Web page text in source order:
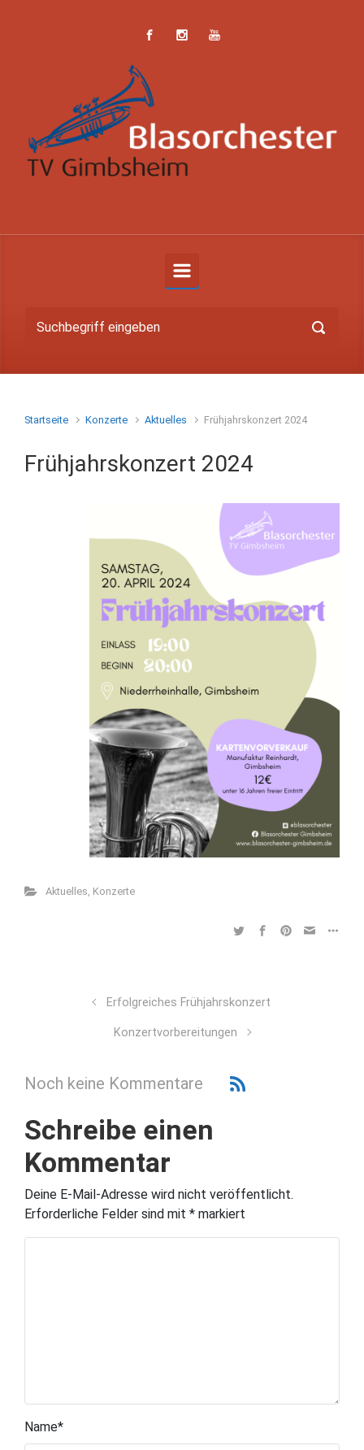
Startseite Konzerte Aktuelles Frühjahrskonzert 2024
Frühjahrskonzert 2024
Aktuelles Konzerte
Erfolgreiches Frühjahrskonzert
Konzertvorbereitungen
Noch keine Kommentare
Schreibe einen
Kommentar
Deine E-Mail-Adresse wird nicht veröffentlicht.
Erforderliche Felder sind mit * markiert
Name*